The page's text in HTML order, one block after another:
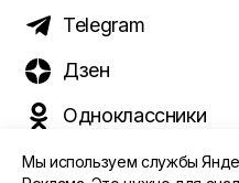
Telegram
Дзен
Одноклассники
Мы используем службы